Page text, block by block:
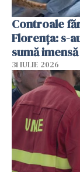
Controale
Florența: s-
sumă
31 IULIE 2026